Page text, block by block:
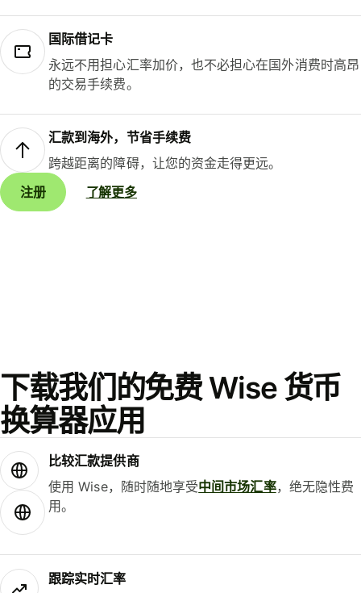
国际借记卡
永远不用担心汇率加价，也不必担心在国外消费时高昂
的交易手续费。
汇款到海外，节省手续费
跨越距离的障碍，让您的资金走得更远。
注册
了解更多
下载我们的免费 Wise 货币
换算器应用
比较汇款提供商
使用 Wise，随时随地享受中间市场汇率，绝无隐性费
用。
跟踪实时汇率